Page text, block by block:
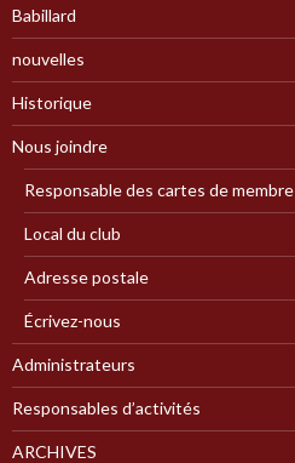
Babillard
nouvelles
Historique
Nous joindre
Responsable des cartes de membre
Local du club
Adresse postale
Écrivez-nous
Administrateurs
Responsables d’activités
ARCHIVES